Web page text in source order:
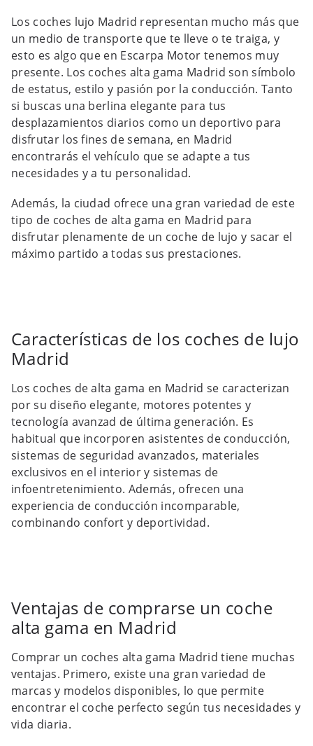
Los coches lujo Madrid representan mucho más que
un medio de transporte que te lleve o te traiga, y
esto es algo que en Escarpa Motor tenemos muy
presente. Los coches alta gama Madrid son símbolo
de estatus, estilo y pasión por la conducción. Tanto
si buscas una berlina elegante para tus
desplazamientos diarios como un deportivo para
disfrutar los fines de semana, en Madrid
encontrarás el vehículo que se adapte a tus
necesidades y a tu personalidad.
Además, la ciudad ofrece una gran variedad de este
tipo de coches de alta gama en Madrid para
disfrutar plenamente de un coche de lujo y sacar el
máximo partido a todas sus prestaciones.
Características de los coches de lujo
Madrid
Los coches de alta gama en Madrid se caracterizan
por su diseño elegante, motores potentes y
tecnología avanzad de última generación. Es
habitual que incorporen asistentes de conducción,
sistemas de seguridad avanzados, materiales
exclusivos en el interior y sistemas de
infoentretenimiento. Además, ofrecen una
experiencia de conducción incomparable,
combinando confort y deportividad.
Ventajas de comprarse un coche
alta gama en Madrid
Comprar un coches alta gama Madrid tiene muchas
ventajas. Primero, existe una gran variedad de
marcas y modelos disponibles, lo que permite
encontrar el coche perfecto según tus necesidades y
vida diaria.